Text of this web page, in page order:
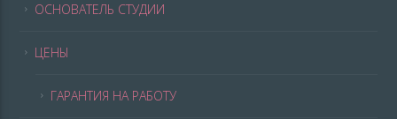
ОСНОВАТЕЛЬ СТУДИИ
ЦЕНЫ
ГАРАНТИЯ НА РАБОТУ